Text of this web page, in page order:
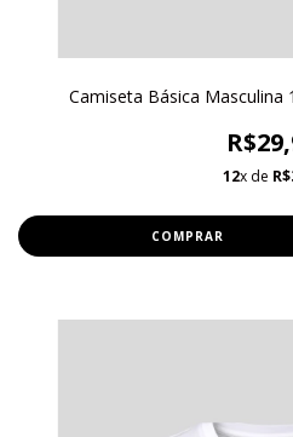
Camiseta Básica Masculina
12x de
COMPRAR